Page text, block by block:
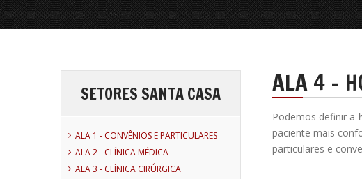
SETORES SANTA CASA
ALA 1 - CONVÊNIOS E PARTICULARES
ALA 2 - CLÍNICA MÉDICA
ALA 3 - CLÍNICA CIRÚRGICA
ALA 4 -
Podemos definir a
paciente mais
particulares e